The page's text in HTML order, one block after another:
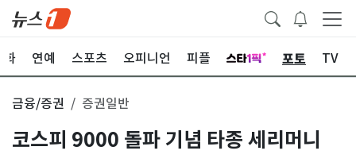
화 연예 스포츠 오피니언 피플 포토 TV
금융/증권 증권일반
코스피 9000 돌파 기념 타종 세리머니